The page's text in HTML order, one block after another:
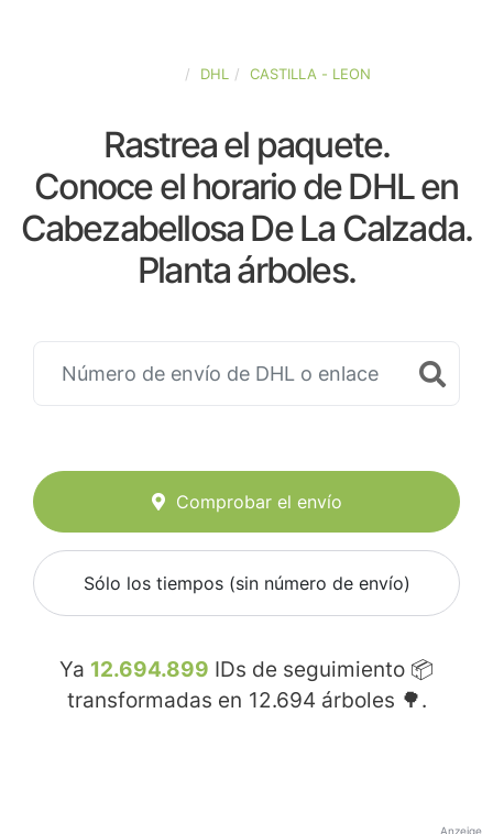
DHL CASTILLA - LEON
Rastrea el paquete.
Conoce el horario de DHL en
Cabezabellosa De La Calzada.
Planta árboles.
Comprobar el envío
Sólo los tiempos (sin número de envío)
Ya 12.694.899 IDs de seguimiento 📦
transformadas en 12.694 árboles 🌳.
Anzeige